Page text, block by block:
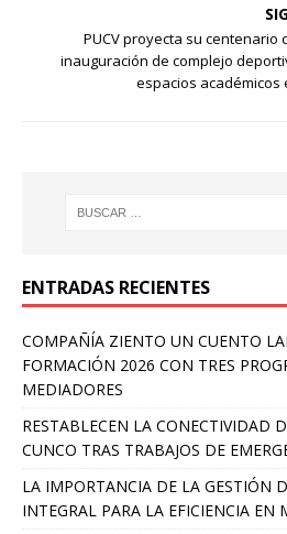
PUCV proyecta su centenario
inauguración de complejo
espacios académicos
ENTRADAS RECIENTES
COMPAÑÍA ZIENTO UN CUENTO
FORMACIÓN 2026 CON TRES
MEDIADORES
RESTABLECEN LA CONECTIVIDAD
CUNCO TRAS TRABAJOS DE
LA IMPORTANCIA DE LA GESTIÓN
INTEGRAL PARA LA EFICIENCIA EN